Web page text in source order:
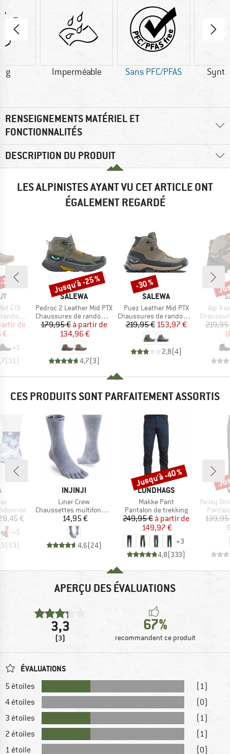
g Imperméable Sans PFC/PFAS
RENSEIGNEMENTS MATÉRIEL ET
FONCTIONNALITÉS
DESCRIPTION DU PRODUIT
LES ALPINISTES AYANT VU CET ARTICLE ONT
ÉGALEMENT REGARDÉ
GTX
réduit
de
€
+1
(31)
%
MARQUE
SALEWA
Article
Pedroc 2 Leather Mid PTX
Product group
Chaussures de randonnée
Prix
179,95 € Prix réduit
à partir de
134,96 €
4,7(3)
Remise
Jusqu'à -25 %
MARQUE
SALEWA
Article
Puez Leather Mid PTX
Product group
Chaussures de randonnée
Prix
219,95 € Prix réduit
153,97 €
2,8(4)
Remise
-30 %
Article
Alp
Product
CES PRODUITS SONT PARFAITEMENT ASSORTIS
€
+5
(53)
MARQUE
INJINJI
Article
Liner Crew
Product group
Chaussettes multifonctions
Prix
14,95 €
4,6(24)
MARQUE
LUNDHAGS
Article
Makke Pant
Product group
Pantalon de trekking
Prix
249,95 € Prix réduit
à partir de
149,97 €
+3
4,8(333)
Remise
Jusqu'à -40 %
Article
Farley
APERÇU DES ÉVALUATIONS
3,3
(3)
67%
recommandent ce produit
ÉVALUATIONS
5 étoiles
(1)
4 étoiles
(0)
3 étoiles
(1)
2 étoiles
(1)
1 étoile
(0)